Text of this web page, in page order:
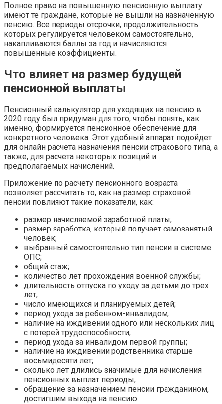
Полное право на повышенную пенсионную выплату
имеют те граждане, которые не вышли на назначенную
пенсию. Все периоды отсрочки, продолжительность
которых регулируется человеком самостоятельно,
накапливаются баллы за год и начисляются
повышенные коэффициенты.
Что влияет на размер будущей
пенсионной выплаты
Пенсионный калькулятор для уходящих на пенсию в
2020 году был придуман для того, чтобы понять, как
именно, формируется пенсионное обеспечение для
конкретного человека. Этот удобный аппарат подойдет
для онлайн расчета назначения пенсии страхового типа, а
также, для расчета некоторых позиций и
предполагаемых начислений.
Приложение по расчету пенсионного возраста
позволяет рассчитать то, как на размер страховой
пенсии повлияют такие показатели, как:
размер начисляемой заработной платы;
размер заработка, который получает самозанятый
человек;
выбранный самостоятельно тип пенсии в системе
ОПС;
общий стаж;
количество лет прохождения военной службы;
длительность отпуска по уходу за детьми до трех
лет;
число имеющихся и планируемых детей;
период ухода за ребенком-инвалидом;
наличие на иждивении одного или нескольких лиц
с потерей трудоспособности;
период ухода за инвалидом первой группы;
наличие на иждивении родственника старше
восьмидесяти лет;
сколько лет длились значимые для начисления
пенсионных выплат периоды;
обращение за назначением пенсии гражданином,
достигшим выхода на пенсию.